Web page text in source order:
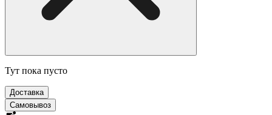
Тут пока пусто
Доставка
Самовывоз